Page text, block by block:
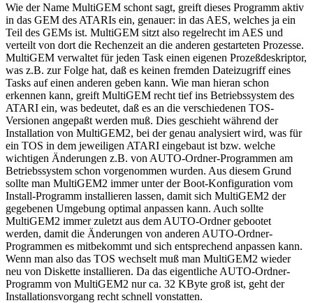
Wie der Name MultiGEM schont sagt, greift dieses Programm aktiv
in das GEM des ATARIs ein, genauer: in das AES, welches ja ein
Teil des GEMs ist. MultiGEM sitzt also regelrecht im AES und
verteilt von dort die Rechenzeit an die anderen gestarteten Prozesse.
MultiGEM verwaltet für jeden Task einen eigenen Prozeßdeskriptor,
was z.B. zur Folge hat, daß es keinen fremden Dateizugriff eines
Tasks auf einen anderen geben kann. Wie man hieran schon
erkennen kann, greift MultiGEM recht tief ins Betriebssystem des
ATARI ein, was bedeutet, daß es an die verschiedenen TOS-
Versionen angepaßt werden muß. Dies geschieht während der
Installation von MultiGEM2, bei der genau analysiert wird, was für
ein TOS in dem jeweiligen ATARI eingebaut ist bzw. welche
wichtigen Änderungen z.B. von AUTO-Ordner-Programmen am
Betriebssystem schon vorgenommen wurden. Aus diesem Grund
sollte man MultiGEM2 immer unter der Boot-Konfiguration vom
Install-Programm installieren lassen, damit sich MultiGEM2 der
gegebenen Umgebung optimal anpassen kann. Auch sollte
MultiGEM2 immer zuletzt aus dem AUTO-Ordner gebootet
werden, damit die Änderungen von anderen AUTO-Ordner-
Programmen es mitbekommt und sich entsprechend anpassen kann.
Wenn man also das TOS wechselt muß man MultiGEM2 wieder
neu von Diskette installieren. Da das eigentliche AUTO-Ordner-
Programm von MultiGEM2 nur ca. 32 KByte groß ist, geht der
Installationsvorgang recht schnell vonstatten.